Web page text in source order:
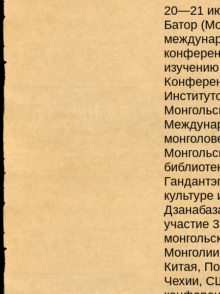
20—21
Батор
участие
Китая,
Чехии,